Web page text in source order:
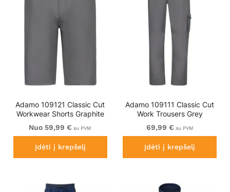
Adamo 109121 Classic Cut
Workwear Shorts Graphite
Grey
Nuo 59,99 € su PVM
Įdėti į krepšelį
Adamo 109111 Classic Cut
Work Trousers Grey
69,99 € su PVM
Įdėti į krepšelį